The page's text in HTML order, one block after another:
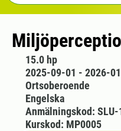
15.0 hp
2025-09-01 - 2026-
Ortsoberoende
Engelska
Anmälningskod: SLU-
Kurskod: MP0005